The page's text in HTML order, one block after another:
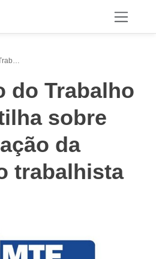
do Trabalho
sobre
da
trabalhista